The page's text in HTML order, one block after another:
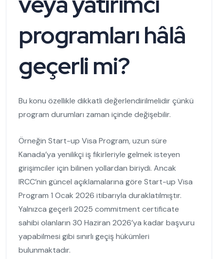
programları hâlâ
geçerli mi?
Bu konu özellikle dikkatli değerlendirilmelidir çünkü
program durumları zaman içinde değişebilir.
Örneğin Start-up Visa Program, uzun süre
Kanada’ya yenilikçi iş fikirleriyle gelmek isteyen
girişimciler için bilinen yollardan biriydi. Ancak
IRCC’nin güncel açıklamalarına göre Start-up Visa
Program 1 Ocak 2026 itibarıyla duraklatılmıştır.
Yalnızca geçerli 2025 commitment certificate
sahibi olanların 30 Haziran 2026’ya kadar başvuru
yapabilmesi gibi sınırlı geçiş hükümleri
bulunmaktadır.